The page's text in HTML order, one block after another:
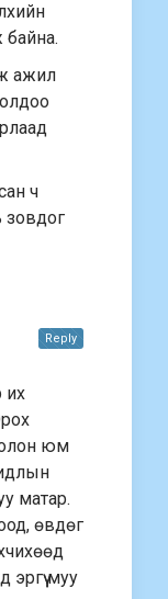
байна.
ажил
ч
зовдог
их
юм
матар.
өвдөг
эргүү муу
Reply